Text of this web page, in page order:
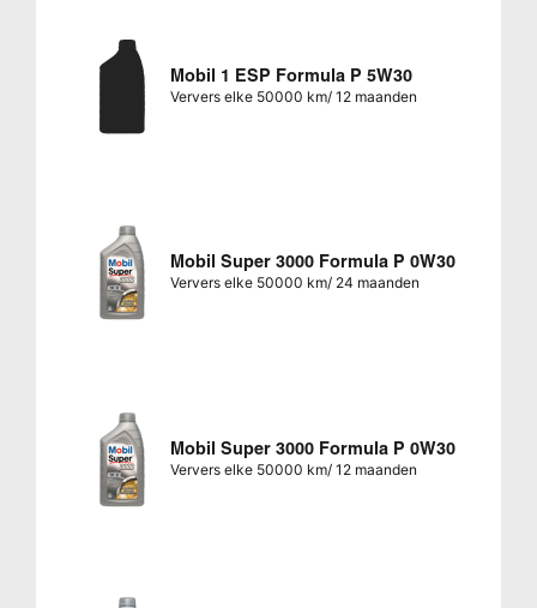
Mobil 1 ESP Formula P 5W30
Ververs elke 50000 km/ 12 maanden
Mobil Super 3000 Formula P 0W30
Ververs elke 50000 km/ 24 maanden
Mobil Super 3000 Formula P 0W30
Ververs elke 50000 km/ 12 maanden